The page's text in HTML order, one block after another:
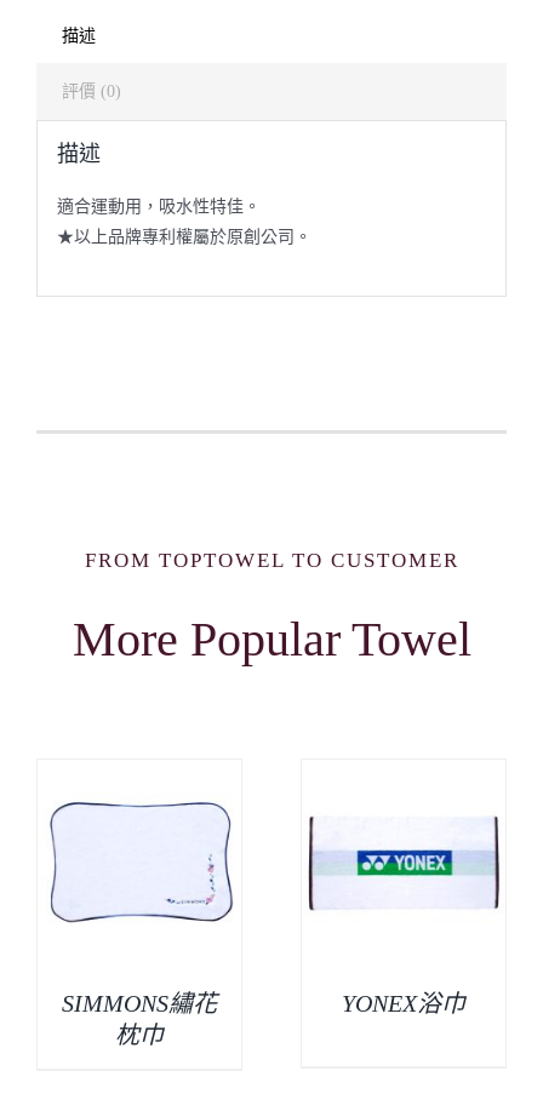
描述
評價 (0)
描述
適合運動用，吸水性特佳。
★以上品牌專利權屬於原創公司。
FROM TOPTOWEL TO CUSTOMER
More Popular Towel
SIMMONS繡花
枕巾
YONEX浴巾